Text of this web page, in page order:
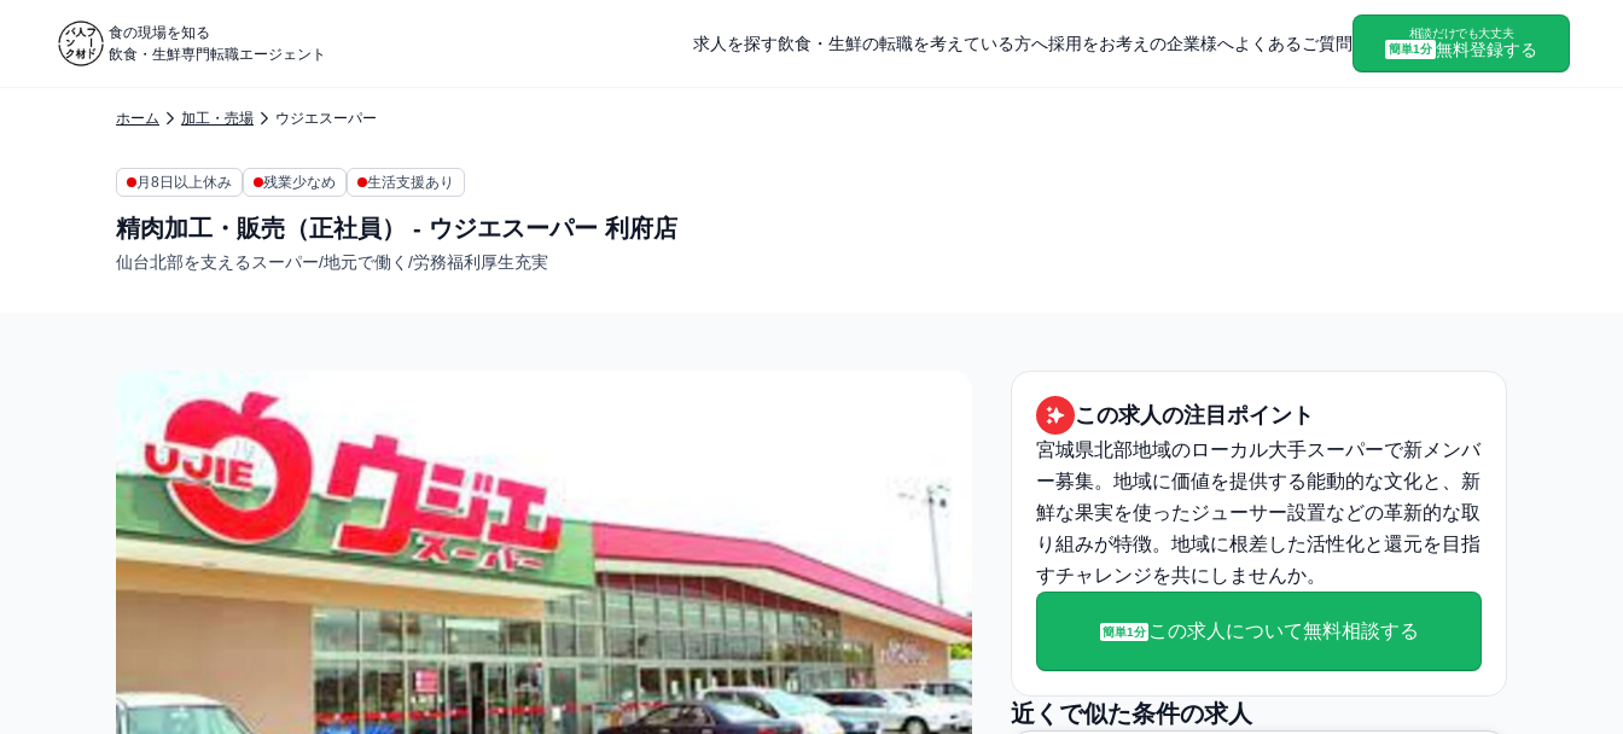
食の現場を知る
飲食・生鮮専門転職エージェント
求人を探す飲食・生鮮の転職を考えている方へ採用をお考えの企業様へよくあるご質問
相談だけでも大丈夫
簡単1分 無料登録する
ホーム 加工・売場 ウジエスーパー
月8日以上休み 残業少なめ 生活支援あり
精肉加工・販売（正社員） - ウジエスーパー 利府店
仙台北部を支えるスーパー/地元で働く/労務福利厚生充実
この求人の注目ポイント
宮城県北部地域のローカル大手スーパーで新メンバ
ー募集。地域に価値を提供する能動的な文化と、新
鮮な果実を使ったジューサー設置などの革新的な取
り組みが特徴。地域に根差した活性化と還元を目指
すチャレンジを共にしませんか。
簡単1分この求人について無料相談する
近くで似た条件の求人